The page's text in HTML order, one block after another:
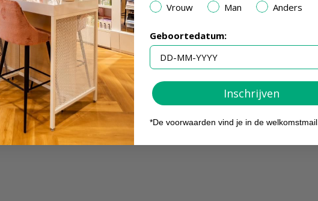
Vrouw
Man Anders
Geboortedatum:
Inschrijven
*De voorwaarden vind je in de welkomstmail.